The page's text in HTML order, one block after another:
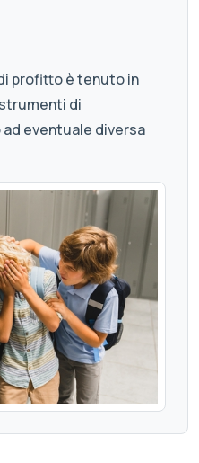
profitto è tenuto in
di
eventuale diversa